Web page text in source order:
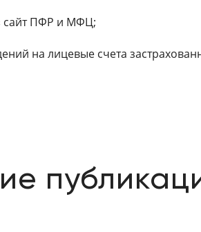
сайт ПФР и МФЦ;
на лицевые счета